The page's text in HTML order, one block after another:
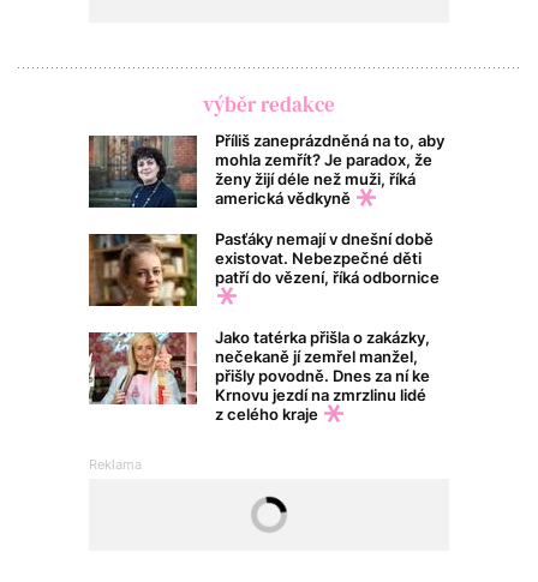
výběr redakce
Příliš zaneprázdněná na to, aby
mohla zemřít? Je paradox, že
ženy žijí déle než muži, říká
americká vědkyně
Pasťáky nemají v dnešní době
existovat. Nebezpečné děti
patří do vězení, říká odbornice
Jako tatérka přišla o zakázky,
nečekaně jí zemřel manžel,
přišly povodně. Dnes za ní ke
Krnovu jezdí na zmrzlinu lidé
z celého kraje